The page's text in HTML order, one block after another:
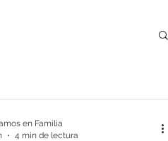
en Familia
4 min de lectura